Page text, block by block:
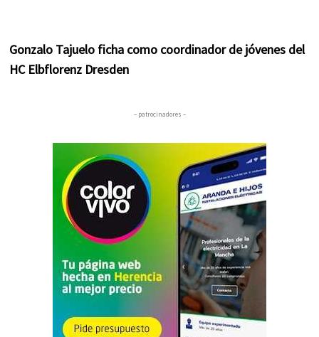
Gonzalo Tajuelo ficha como coordinador de jóvenes del
HC Elbflorenz Dresden
– patrocinadores –